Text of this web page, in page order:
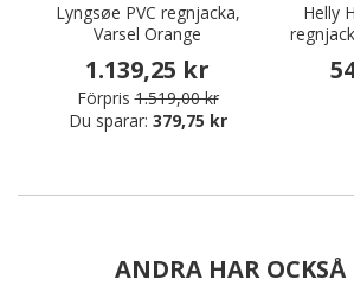
Lyngsøe PVC regnjacka,
Varsel Orange
1.139,25 kr
Förpris 1.519,00 kr
Du sparar: 379,75 kr
Helly
ANDRA HAR OCKSÅ